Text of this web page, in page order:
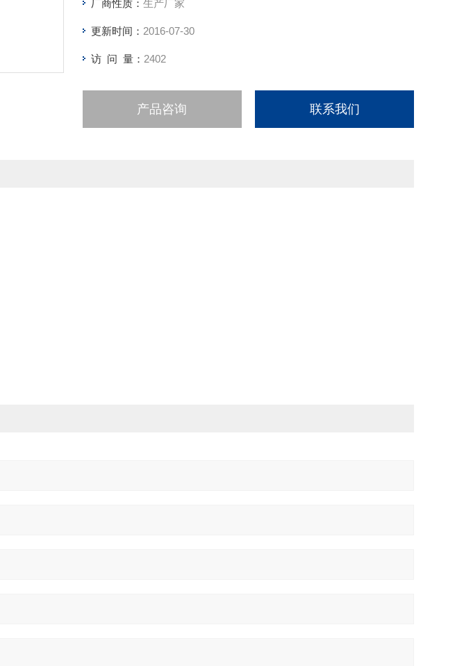
厂商性质： 生产厂家
更新时间： 2016-07-30
访 问 量： 2402
产品咨询 联系我们